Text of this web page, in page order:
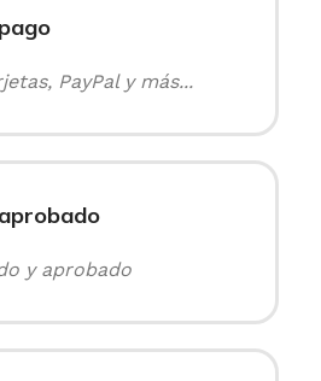
PayPal y más...
y aprobado